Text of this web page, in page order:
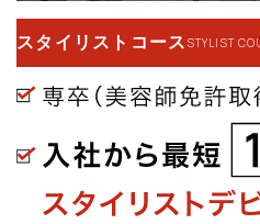
スタイリストコース